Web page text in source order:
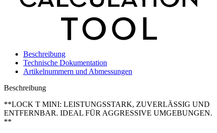
Beschreibung
Technische Dokumentation
Artikelnummern und Abmessungen
Beschreibung
**LOCK T MINI: LEISTUNGSSTARK, ZUVERLÄSSIG UND
ENTFERNBAR. IDEAL FÜR AGGRESSIVE UMGEBUNGEN.
**